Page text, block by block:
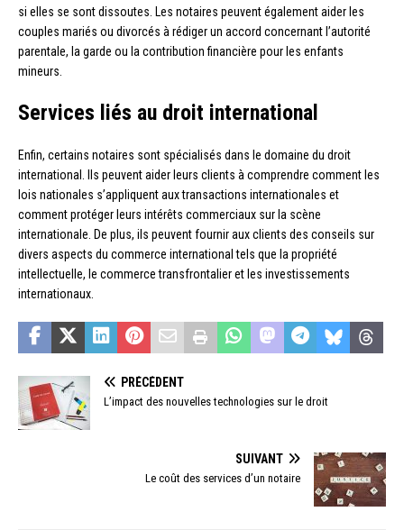
si elles se sont dissoutes. Les notaires peuvent également aider les
couples mariés ou divorcés à rédiger un accord concernant l’autorité
parentale, la garde ou la contribution financière pour les enfants
mineurs.
Services liés au droit international
Enfin, certains notaires sont spécialisés dans le domaine du droit
international. Ils peuvent aider leurs clients à comprendre comment les
lois nationales s’appliquent aux transactions internationales et
comment protéger leurs intérêts commerciaux sur la scène
internationale. De plus, ils peuvent fournir aux clients des conseils sur
divers aspects du commerce international tels que la propriété
intellectuelle, le commerce transfrontalier et les investissements
internationaux.
PRÉCÉDENT
L’impact des nouvelles technologies sur le droit
SUIVANT
Le coût des services d’un notaire